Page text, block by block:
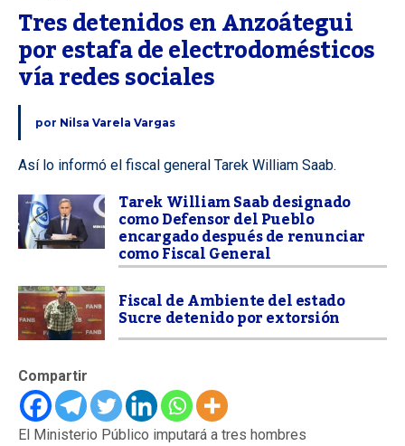
Tres detenidos en Anzoátegui
por estafa de electrodomésticos
vía redes sociales
por Nilsa Varela Vargas
Así lo informó el fiscal general Tarek William Saab.
Tarek William Saab designado
como Defensor del Pueblo
encargado después de renunciar
como Fiscal General
Fiscal de Ambiente del estado
Sucre detenido por extorsión
Compartir
El Ministerio Público imputará a tres hombres